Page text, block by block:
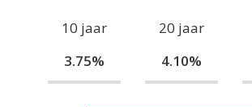
10 jaar
3.75%
20 jaar
4.10%